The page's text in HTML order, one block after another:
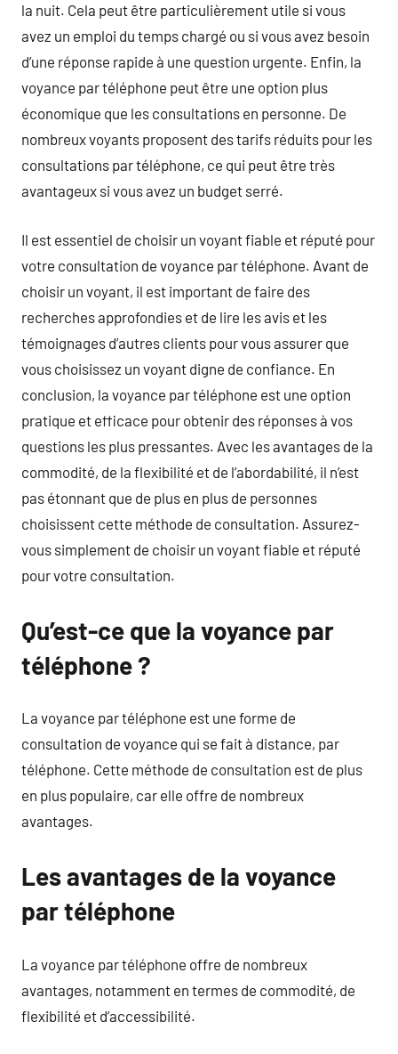
la nuit. Cela peut être particulièrement utile si vous
avez un emploi du temps chargé ou si vous avez besoin
d’une réponse rapide à une question urgente. Enfin, la
voyance par téléphone peut être une option plus
économique que les consultations en personne. De
nombreux voyants proposent des tarifs réduits pour les
consultations par téléphone, ce qui peut être très
avantageux si vous avez un budget serré.
Il est essentiel de choisir un voyant fiable et réputé pour
votre consultation de voyance par téléphone. Avant de
choisir un voyant, il est important de faire des
recherches approfondies et de lire les avis et les
témoignages d’autres clients pour vous assurer que
vous choisissez un voyant digne de confiance. En
conclusion, la voyance par téléphone est une option
pratique et efficace pour obtenir des réponses à vos
questions les plus pressantes. Avec les avantages de la
commodité, de la flexibilité et de l’abordabilité, il n’est
pas étonnant que de plus en plus de personnes
choisissent cette méthode de consultation. Assurez-
vous simplement de choisir un voyant fiable et réputé
pour votre consultation.
Qu’est-ce que la voyance par
téléphone ?
La voyance par téléphone est une forme de
consultation de voyance qui se fait à distance, par
téléphone. Cette méthode de consultation est de plus
en plus populaire, car elle offre de nombreux
avantages.
Les avantages de la voyance
par téléphone
La voyance par téléphone offre de nombreux
avantages, notamment en termes de commodité, de
flexibilité et d’accessibilité.